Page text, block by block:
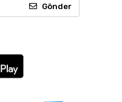
Gönder